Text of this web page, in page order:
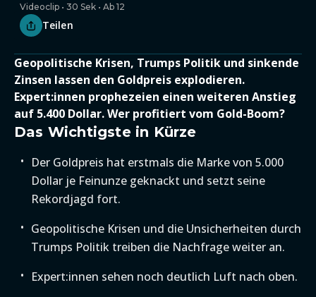
Videoclip • 30 Sek • Ab 12
Teilen
Geopolitische Krisen, Trumps Politik und sinkende
Zinsen lassen den Goldpreis explodieren.
Expert:innen prophezeien einen weiteren Anstieg
auf 5.400 Dollar. Wer profitiert vom Gold-Boom?
Das Wichtigste in Kürze
Der Goldpreis hat erstmals die Marke von 5.000
Dollar je Feinunze geknackt und setzt seine
Rekordjagd fort.
Geopolitische Krisen und die Unsicherheiten durch
Trumps Politik treiben die Nachfrage weiter an.
Expert:innen sehen noch deutlich Luft nach oben.